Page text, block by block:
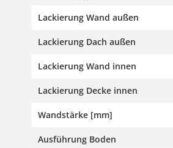
Lackierung Wand außen
Lackierung Dach außen
Lackierung Wand innen
Lackierung Decke innen
Wandstärke [mm]
Ausführung Boden